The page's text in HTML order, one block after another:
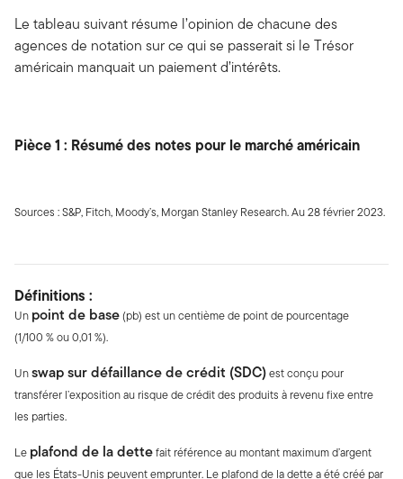
Le tableau suivant résume l’opinion de chacune des
agences de notation sur ce qui se passerait si le Trésor
américain manquait un paiement d’intérêts.
Pièce 1 : Résumé des notes pour le marché américain
Sources : S&P, Fitch, Moody’s, Morgan Stanley Research. Au 28 février 2023.
Définitions :
Un point de base(pb) est un centième de point de pourcentage
(1/100 % ou 0,01 %).
Unswap sur défaillance de crédit (SDC)est conçu pour
transférer l’exposition au risque de crédit des produits à revenu fixe entre
les parties.
Le plafond de la dettefait référence au montant maximum d’argent
que les États-Unis peuvent emprunter. Le plafond de la dette a été créé par